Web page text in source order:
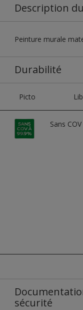
Description
Peinture murale
Durabilité
Picto
Sans COV
sécurité